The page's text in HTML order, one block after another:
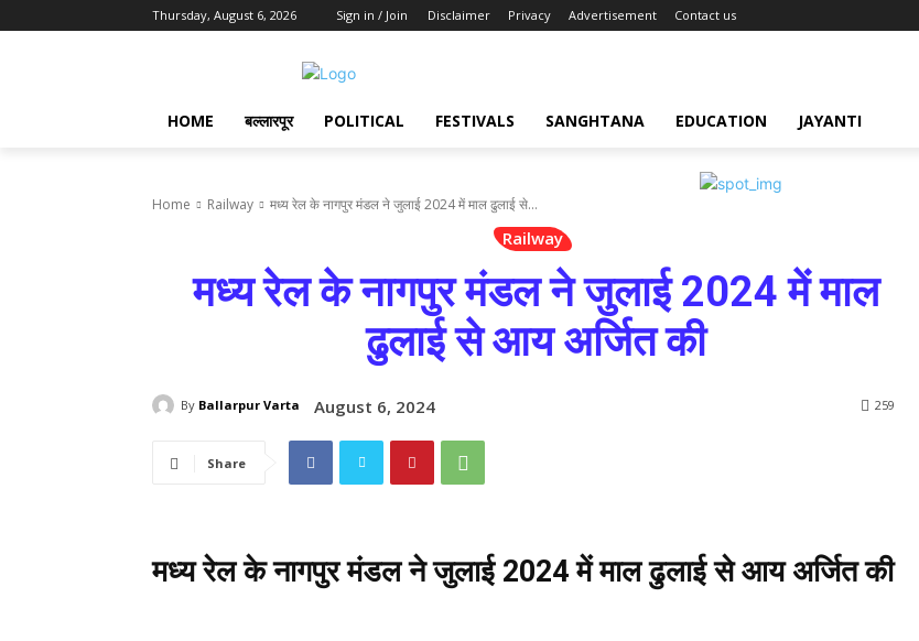
Thursday, August 6, 2026 Sign in / Join Disclaimer Privacy Advertisement Contact us
HOME बल्लारपूर POLITICAL FESTIVALS SANGHTANA EDUCATION JAYANTI
Home Railway मध्य रेल के नागपुर मंडल ने जुलाई 2024 में माल ढुलाई से...
Railway
मध्य रेल के नागपुर मंडल ने जुलाई 2024 में माल
ढुलाई से आय अर्जित की
By Ballarpur Varta August 6, 2024 259
Share
मध्य रेल के नागपुर मंडल ने जुलाई 2024 में माल ढुलाई से आय अर्जित की